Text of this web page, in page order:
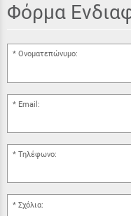
Φόρμα
Ονοματεπώνυμο:
Email:
Τηλέφωνο:
Σχόλια: